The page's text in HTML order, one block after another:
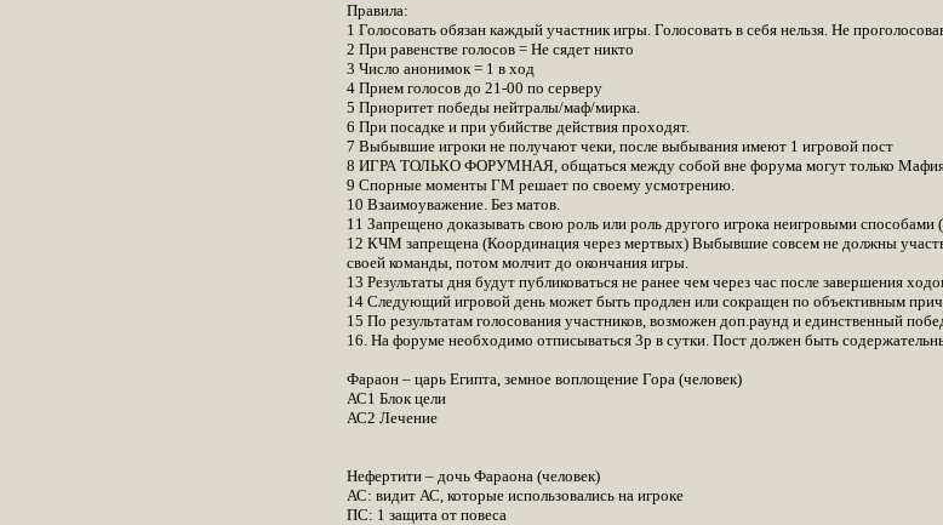
Правила:
1 Голосовать обязан каждый участник игры. Голосовать в себя нельзя. Не
2 При равенстве голосов = Не сядет никто
3 Число анонимок = 1 в ход
4 Прием голосов до 21-00 по серверу
5 Приоритет победы нейтралы/маф/мирка.
6 При посадке и при убийстве действия проходят.
7 Выбывшие игроки не получают чеки, после выбывания имеют 1 игровой пост
8 ИГРА ТОЛЬКО ФОРУМНАЯ, общаться между собой вне форума могут только Мафия
9 Спорные моменты ГМ решает по своему усмотрению.
10 Взаимоуважение. Без матов.
11 Запрещено доказывать свою роль или роль другого игрока неигровыми
12 КЧМ запрещена (Координация через мертвых) Выбывшие совсем не должны
своей команды, потом молчит до окончания игры.
13 Результаты дня будут публиковаться не ранее чем через час после завершения
14 Следующий игровой день может быть продлен или сокращен по объективным
15 По результатам голосования участников, возможен доп.раунд и единственный
16. На форуме необходимо отписываться 3р в сутки. Пост должен быть
Фараон – царь Египта, земное воплощение Гора (человек)
АС1 Блок цели
АС2 Лечение
Нефертити – дочь Фараона (человек)
АС: видит АС, которые использовались на игроке
ПС: 1 защита от повеса